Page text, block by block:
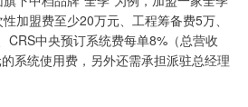
加盟费至少20万元、工程筹备费5万、
CRS中央预订系统费每单8%（总营收
系统使用费，另外还需承担派驻总经理